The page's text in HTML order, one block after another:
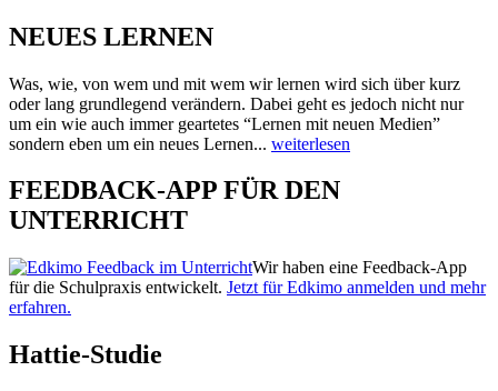
NEUES LERNEN
Was, wie, von wem und mit wem wir lernen wird sich über kurz
oder lang grundlegend verändern. Dabei geht es jedoch nicht nur
um ein wie auch immer geartetes “Lernen mit neuen Medien”
sondern eben um ein neues Lernen... weiterlesen
FEEDBACK-APP FÜR DEN
UNTERRICHT
Wir haben eine Feedback-App
für die Schulpraxis entwickelt. Jetzt für Edkimo anmelden und mehr
erfahren.
Hattie-Studie